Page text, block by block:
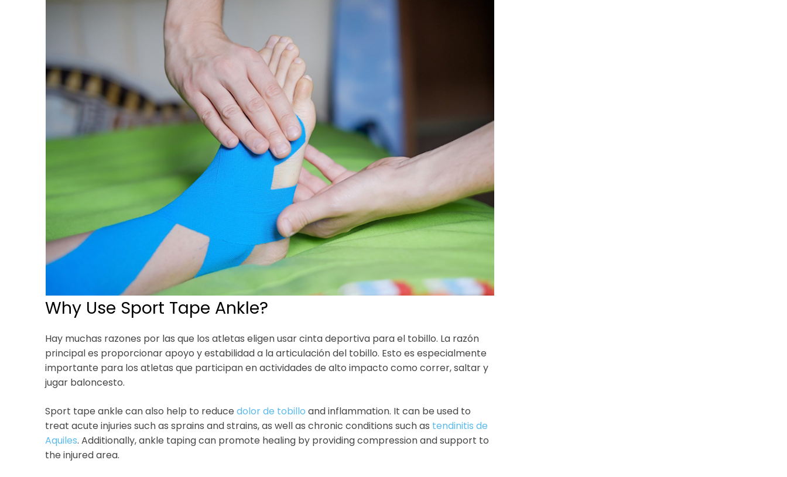
Why Use Sport Tape Ankle?
Hay muchas razones por las que los atletas eligen usar cinta deportiva para el tobillo. La razón
principal es proporcionar apoyo y estabilidad a la articulación del tobillo. Esto es especialmente
importante para los atletas que participan en actividades de alto impacto como correr, saltar y
jugar baloncesto.
Sport tape ankle can also help to reducedolor de tobillo and inflammation. It can be used to
treat acute injuries such as sprains and strains, as well as chronic conditions such as tendinitis de
Aquiles. Additionally, ankle taping can promote healing by providing compression and support to
the injured area.